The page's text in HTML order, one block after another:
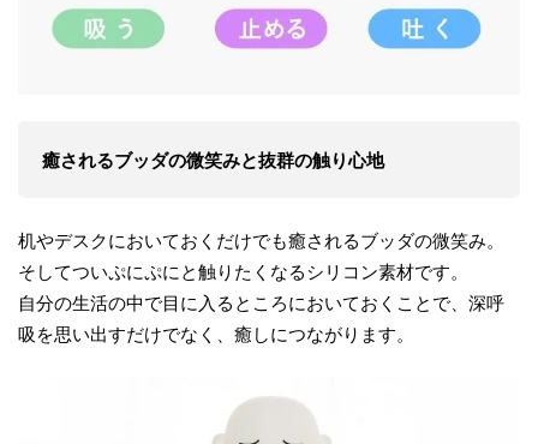
癒されるブッダの微笑みと抜群の触り心地
机やデスクにおいておくだけでも癒されるブッダの微笑み。
そしてついぷにぷにと触りたくなるシリコン素材です。
自分の生活の中で目に入るところにおいておくことで、深呼
吸を思い出すだけでなく、癒しにつながります。